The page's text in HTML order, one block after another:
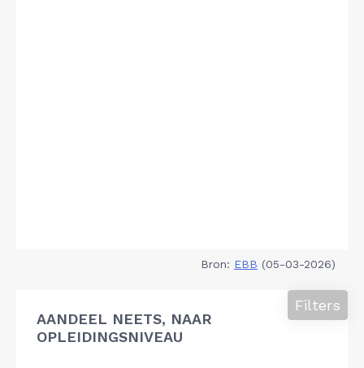
Bron: EBB (05-03-2026)
AANDEEL NEETS, NAAR
OPLEIDINGSNIVEAU
Filters